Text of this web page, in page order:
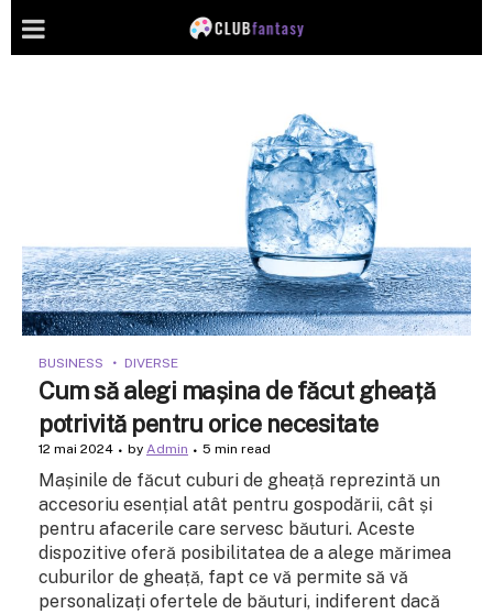
BUSINESS DIVERSE
Cum să alegi mașina de făcut gheață
potrivită pentru orice necesitate
12 mai 2024 by Admin 5 min read
Mașinile de făcut cuburi de gheață reprezintă un
accesoriu esențial atât pentru gospodării, cât și
pentru afacerile care servesc băuturi. Aceste
dispozitive oferă posibilitatea de a alege mărimea
cuburilor de gheață, fapt ce vă permite să vă
personalizați ofertele de băuturi, indiferent dacă